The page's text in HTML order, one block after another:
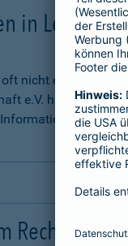
in Leichter
nicht einfach zu
e.V. hat
finden